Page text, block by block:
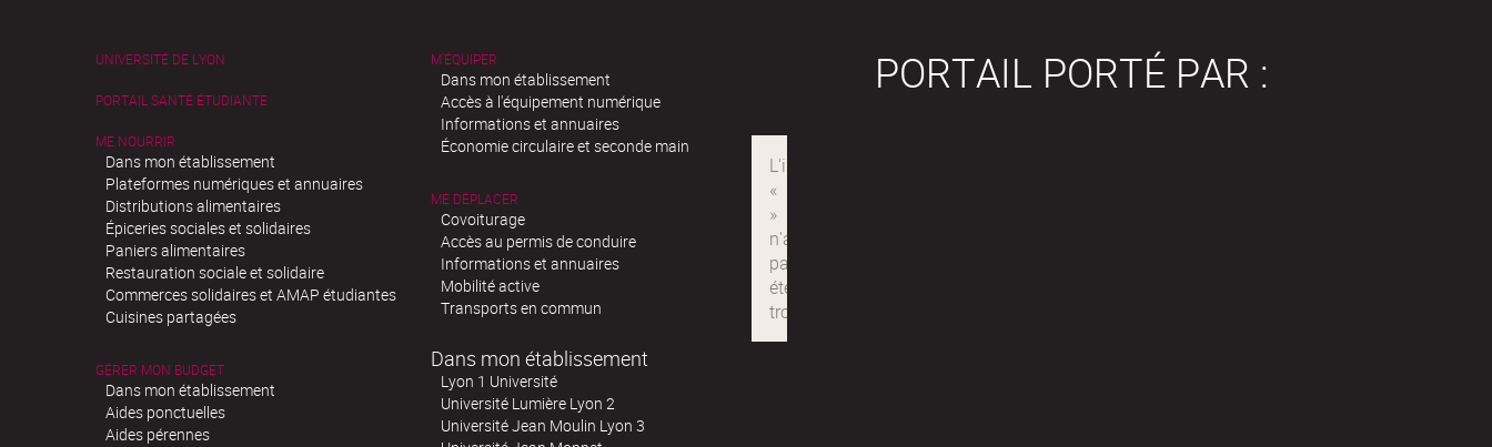
UNIVERSITÉ DE LYON
PORTAIL SANTÉ ÉTUDIANTE
ME NOURRIR
Dans mon établissement
Plateformes numériques et annuaires
Distributions alimentaires
Épiceries sociales et solidaires
Paniers alimentaires
Restauration sociale et solidaire
Commerces solidaires et AMAP étudiantes
Cuisines partagées
GÉRER MON BUDGET
Dans mon établissement
Aides ponctuelles
Aides pérennes
M'ÉQUIPER
Dans mon établissement
Accès à l'équipement numérique
Informations et annuaires
Économie circulaire et seconde main
ME DÉPLACER
Covoiturage
Accès au permis de conduire
Informations et annuaires
Mobilité active
Transports en commun
Dans mon établissement
Lyon 1 Université
Université Lumière Lyon 2
Université Jean Moulin Lyon 3
PORTAIL PORTÉ PAR :